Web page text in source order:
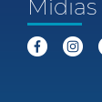
Mídias